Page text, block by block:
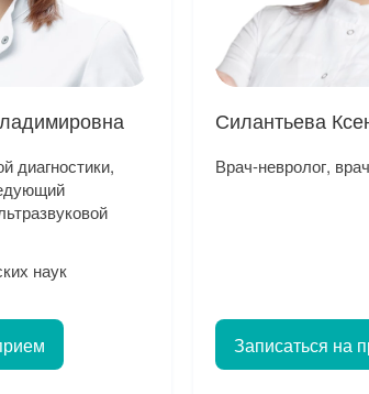
диагностики,
наук
Силантьева
Врач-невролог,
Записаться на